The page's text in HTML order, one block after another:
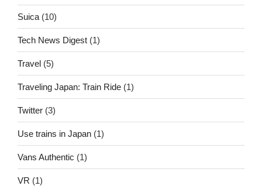
Suica (10)
Tech News Digest (1)
Travel (5)
Traveling Japan: Train Ride (1)
Twitter (3)
Use trains in Japan (1)
Vans Authentic (1)
VR (1)